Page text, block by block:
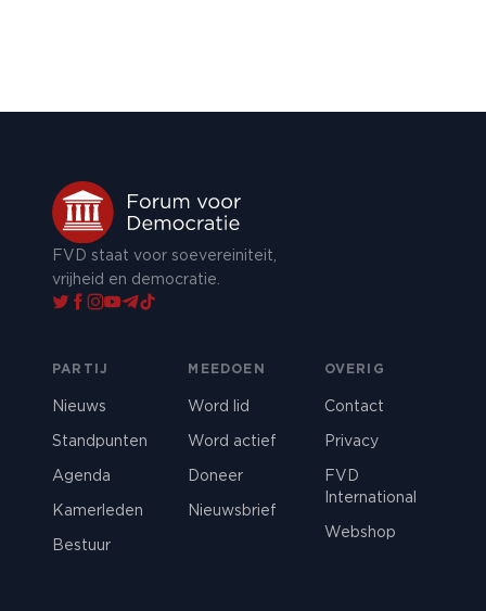
FVD staat voor soevereiniteit,
vrijheid en democratie.
PARTIJ
Nieuws
Standpunten
Agenda
Kamerleden
Bestuur
MEEDOEN
Word lid
Word actief
Doneer
Nieuwsbrief
OVERIG
Contact
Privacy
FVD
International
Webshop